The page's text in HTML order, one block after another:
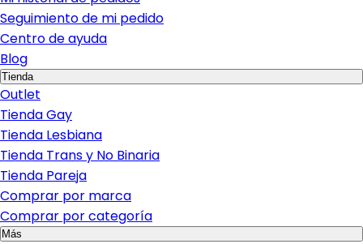
Seguimiento de mi pedido
Centro de ayuda
Blog
Tienda
Outlet
Tienda Gay
Tienda Lesbiana
Tienda Trans y No Binaria
Tienda Pareja
Comprar por marca
Comprar por categoría
Más